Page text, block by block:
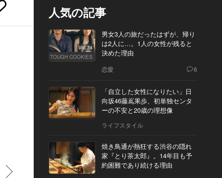
人気の記事
Vol.74
TOUGH COOKIES
男女3人の旅だったはずが、帰り
は2人に…。1人の女性が残ると
決めた理由
恋愛 6
「自立した女性になりたい」日
向坂46藤嶌果歩、初単独センタ
ーの不安と20歳の理想像
ライフスタイル
焼き鳥通が熱狂する渋谷の隠れ
家『とり茶太郎』。14年目も予
約困難であり続ける理由